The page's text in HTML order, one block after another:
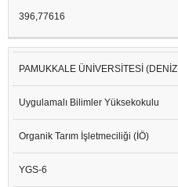
396,77616
PAMUKKALE ÜNİVERSİTESİ
Uygulamalı Bilimler Yüksekokulu
Organik Tarım İşletmeciliği (İÖ)
YGS-6